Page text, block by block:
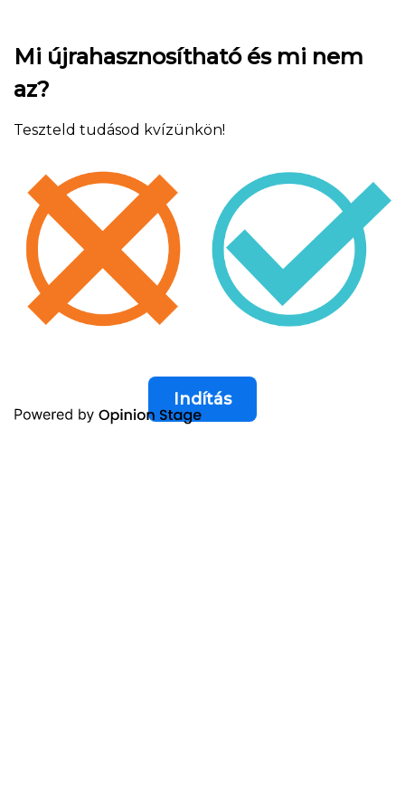
Mi újrahasznosítható és mi nem
az?
Teszteld tudásod kvízünkön!
Indítás